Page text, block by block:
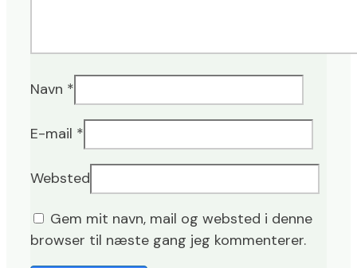
Navn *
E-mail *
Websted
Gem mit navn, mail og websted i denne
browser til næste gang jeg kommenterer.